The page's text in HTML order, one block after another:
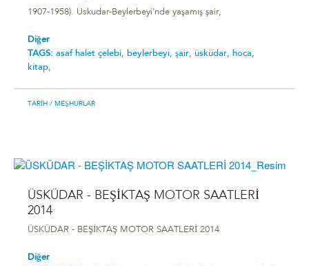
1907-1958). Uskudar-Beylerbeyi’nde yaşamış şair,
Diğer
TAGS: asaf halet çelebi, beylerbeyi, şair, üsküdar, hoca,
kitap,
TARIH / MEŞHURLAR
ÜSKÜDAR - BEŞİKTAŞ MOTOR SAATLERİ
2014
ÜSKÜDAR - BEŞİKTAŞ MOTOR SAATLERİ 2014
Diğer